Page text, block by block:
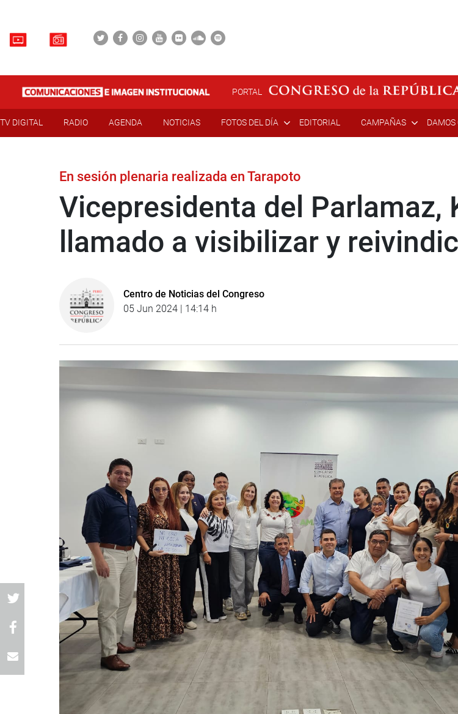
PORTAL
TV DIGITAL RADIO AGENDA NOTICIAS FOTOS DEL DÍA EDITORIAL CAMPAÑAS DAMOS
En sesión plenaria realizada en Tarapoto
Vicepresidenta del Parlamaz,
llamado a visibilizar y
Centro de Noticias del Congreso
05 Jun 2024 | 14:14 h